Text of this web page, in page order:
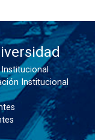
Institucional